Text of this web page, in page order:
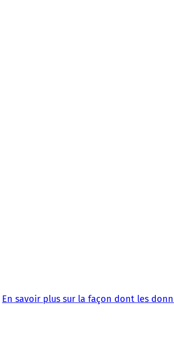
En savoir plus sur la façon dont les